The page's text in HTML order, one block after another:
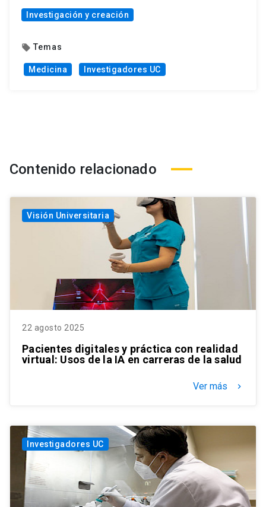
Investigación y creación
local_offer Temas
Medicina Investigadores UC
Contenido relacionado
Visión Universitaria
22 agosto 2025
Pacientes digitales y práctica con realidad
virtual: Usos de la IA en carreras de la salud
Ver más keyboard_arrow_right
Investigadores UC